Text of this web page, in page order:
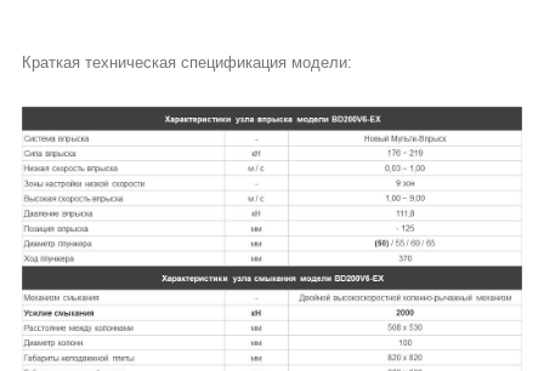
Краткая техническая спецификация модели: